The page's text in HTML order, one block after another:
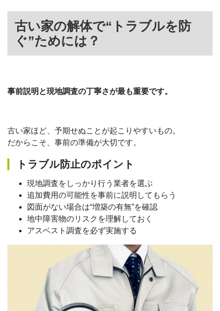
古い家の解体で“トラブルを防
ぐ”ためには？
事前説明と現地調査の丁寧さが最も重要です。
古い家ほど、予期せぬことが起こりやすいもの。
だからこそ、事前の準備が大切です。
トラブル防止のポイント
現地調査をしっかり行う業者を選ぶ
追加費用の可能性を事前に説明してもらう
図面がない場合は“増築の有無”を確認
地中障害物のリスクを理解しておく
アスベスト調査を必ず実施する